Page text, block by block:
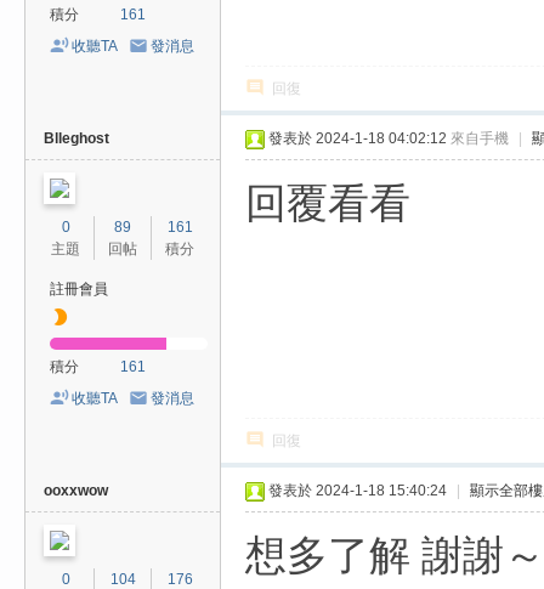
積分
161
收聽TA
發消息
回復
Blleghost
0
主題
89
回帖
161
積分
註冊會員
積分
161
收聽TA
發消息
發表於 2024-1-18 04:02:12 來自手機
回覆看看
回復
ooxxwow
0
104
176
發表於 2024-1-18 15:40:24 顯示全部
想多了解 謝謝